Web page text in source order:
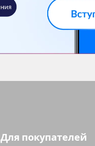
Для покупателей